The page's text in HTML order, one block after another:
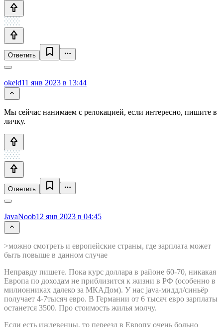
Ответить
okeld11 янв 2023 в 13:44
Мы сейчас нанимаем с релокацией, если интересно, пишите в
личку.
Ответить
JavaNoob12 янв 2023 в 04:45
>можно смотреть и европейские страны, где зарплата может
быть повыше в данном случае
Неправду пишете. Пока курс доллара в районе 60-70, никакая
Европа по доходам не приблизится к жизни в РФ (особенно в
милионниках далеко за МКАДом). У нас java-миддл/синьёр
получает 4-7тысяч евро. В Германии от 6 тысяч евро зарплаты
останется 3500. Про стоимость жилья молчу.
Если есть иждевенцы, то переезд в Европу очень больно